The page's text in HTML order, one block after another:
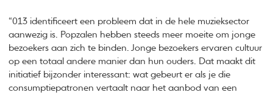
“013 identificeert een probleem dat in de hele muzieksector
aanwezig is. Popzalen hebben steeds meer moeite om jonge
bezoekers aan zich te binden. Jonge bezoekers ervaren cultuur
op een totaal andere manier dan hun ouders. Dat maakt dit
initiatief bijzonder interessant: wat gebeurt er als je die
consumptiepatronen vertaalt naar het aanbod van een